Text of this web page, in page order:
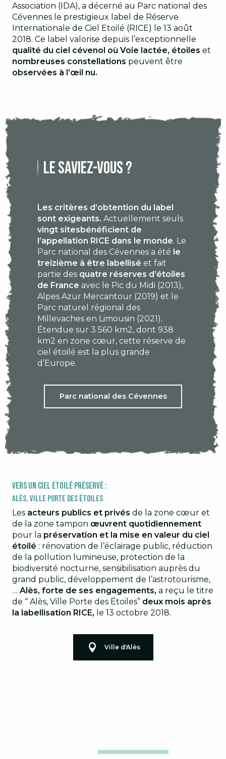
Association (IDA), a décerné au Parc national des
Cévennes le prestigieux label de Réserve
Internationale de Ciel Etoilé (RICE) le 13 août
2018. Ce label valorise depuis l’exceptionnelle
qualité du ciel cévenol où Voie lactée, étoiles et
nombreuses constellations peuvent être
observées à l’œil nu.
Le saviez-vous ?
Les critères d’obtention du label
sont exigeants. Actuellement seuls
vingt sitesbénéficient de
l’appellation RICE dans le monde. Le
Parc national des Cévennes a été le
treizième à être labellisé et fait
partie des quatre réserves d’étoiles
de France avec le Pic du Midi (2013),
Alpes Azur Mercantour (2019) et le
Parc naturel régional des
Millevaches en Limousin (2021).
Étendue sur 3 560 km2, dont 938
km2 en zone cœur, cette réserve de
ciel étoilé est la plus grande
d’Europe.
Parc national des Cévennes
Vers un ciel étoilé préservé :
Alès, Ville Porte des Étoiles
Les acteurs publics et privés de la zone cœur et
de la zone tampon œuvrent quotidiennement
pour la préservation et la mise en valeur du ciel
étoilé : rénovation de l’éclairage public, réduction
de la pollution lumineuse, protection de la
biodiversité nocturne, sensibilisation auprès du
grand public, développement de l’astrotourisme,
… Alès, forte de ses engagements, a reçu le titre
de “ Alès, Ville Porte des Étoiles” deux mois après
la labellisation RICE, le 13 octobre 2018.
Ville d'Alès